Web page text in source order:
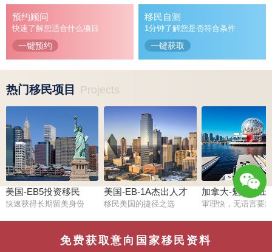
·继H-1B之后，特朗普政府计划对OPT下手了…
·美国新法EB-5签证预留全流程拆解！…
预约顾问
快速了解您适合什么项目
一键预约
移民自测
1分钟了解您是否符合条件
一键获取
热门移民项目 Projects
美国-EB5投资移民
快速获得长期留美身份
美国-EB-1A杰出人才
移民美国的捷径之选
加拿大-魁省杰出
审理快，无语言要
免费获取意向国家移民资料
1381124
5692